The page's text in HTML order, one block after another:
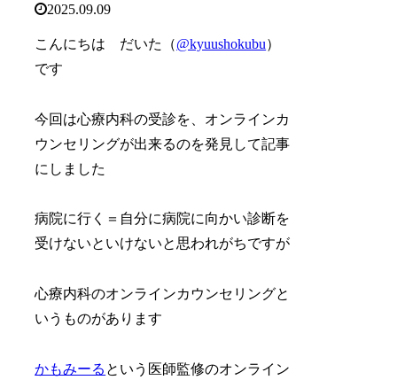
2025.09.09
こんにちは だいた（@kyuushokubu）
です
今回は心療内科の受診を、オンラインカ
ウンセリングが出来るのを発見して記事
にしました
病院に行く＝自分に病院に向かい診断を
受けないといけないと思われがちですが
心療内科のオンラインカウンセリングと
いうものがあります
かもみーる という医師監修のオンライン